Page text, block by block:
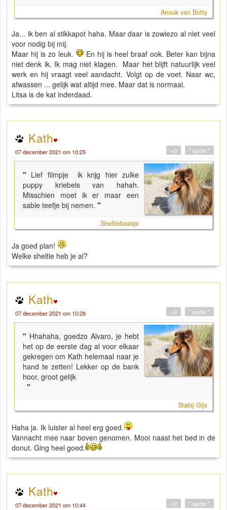
Anouk van Botty
Ja... ik ben al stikkapot haha. Maar daar is zowiezo al niet veel
voor nodig bij mij.
Maar hij is zo leuk.
En hij is heel braaf ook. Beter kan bijna
niet denk ik. Ik mag niet klagen. Maar het blijft natuurlijk veel
werk en hij vraagt veel aandacht. Volgt op de voet. Naar wc,
afwassen ... gelijk wat altijd mee. Maar dat is normaal.
Litsa is de kat inderdaad.
Kath
07 december 2021 om 10:25 " quote "
+0
" Lief filmpje ik krijg hier zulke
puppy kriebels van hahah.
Misschien moet ik er maar een
sable teefje bij nemen. "
Sheltiebaasje
Ja goed plan!
Welke sheltie heb je al?
Kath
07 december 2021 om 10:28 " quote "
+0
" Hhahaha, goedzo Alvaro, je hebt
het op de eerste dag al voor elkaar
gekregen om Kath helemaal naar je
hand te zetten! Lekker op de bank
hoor, groot gelijk
"
Stabij Gijs
Haha ja. Ik luister al heel erg goed.
Vannacht mee naar boven genomen. Mooi naast het bed in de
donut. Ging heel goed.
Kath
07 december 2021 om 10:44 " quote "
+0